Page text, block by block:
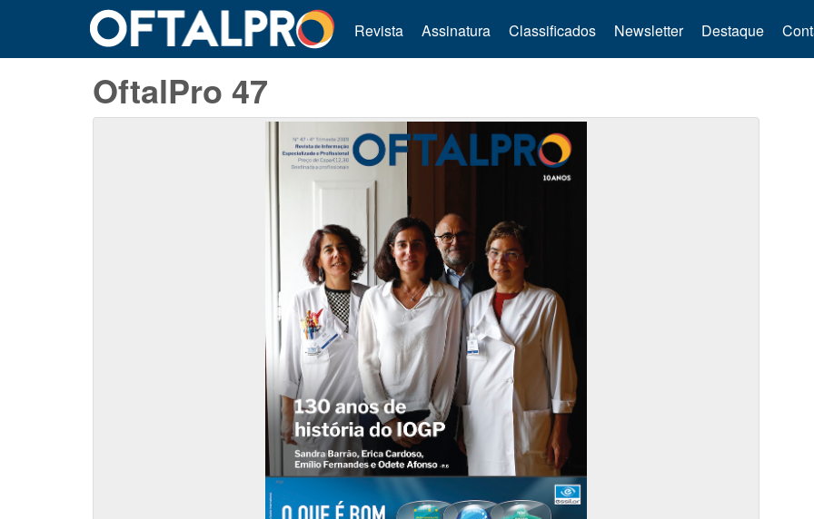
Revista Assinatura Classificados Newsletter Destaque
OftalPro 47